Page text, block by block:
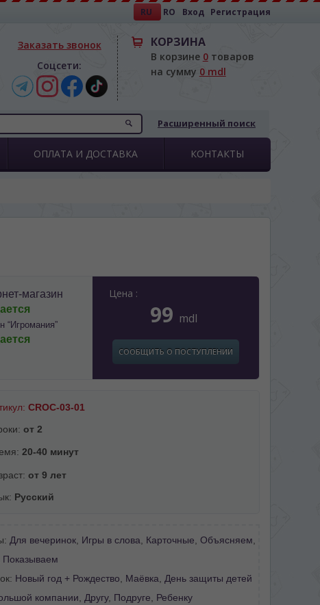
RU RO Вход Регистрация
Заказать звонок
Соцсети:
КОРЗИНА
В корзине 0товаров
на сумму 0 mdl
Расширенный поиск
ОПЛАТА И ДОСТАВКА КОНТАКТЫ
Цена :
99 mdl
СООБЩИТЬ О ПОСТУПЛЕНИИ
магазин
“Игромания”
CROC-03-01
от 2
20-40 минут
от 9 лет
Русский
Для вечеринок, Игры в слова Карточные Объясняем
Показываем
Новый год + Рождество Маёвка
День защиты детей
компании Другу, Подруге
Ребенку